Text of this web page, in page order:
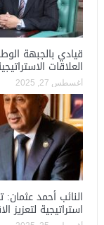
قيادي بالجبهة
العلاقات
أغسطس 27, 2025
النائب أحمد
استراتيجية لتعزيز